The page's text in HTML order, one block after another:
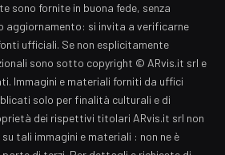
sono fornite in buona fede, senza
aggiornamento: si invita a verificarne
ufficiali. Se non esplicitamente
sono sotto copyright © ARvis.it srl e
Immagini e materiali forniti da uffici
solo per finalità culturali e di
dei rispettivi titolari ARvis.it srl non
tali immagini e materiali : non ne è